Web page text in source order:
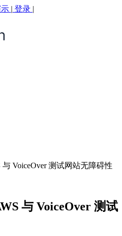
| 登录 |
VoiceOver 测试网站无障碍性
与 VoiceOver 测试